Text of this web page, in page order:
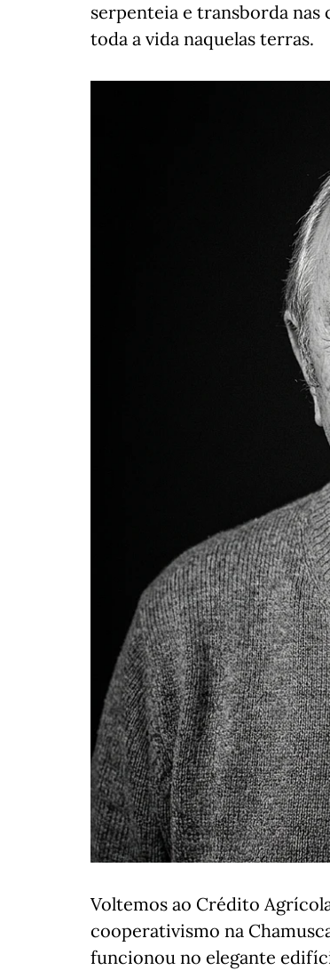
serpenteia e transborda
toda a vida naquelas terras.
Voltemos ao Crédito
cooperativismo na
funcionou no elegante